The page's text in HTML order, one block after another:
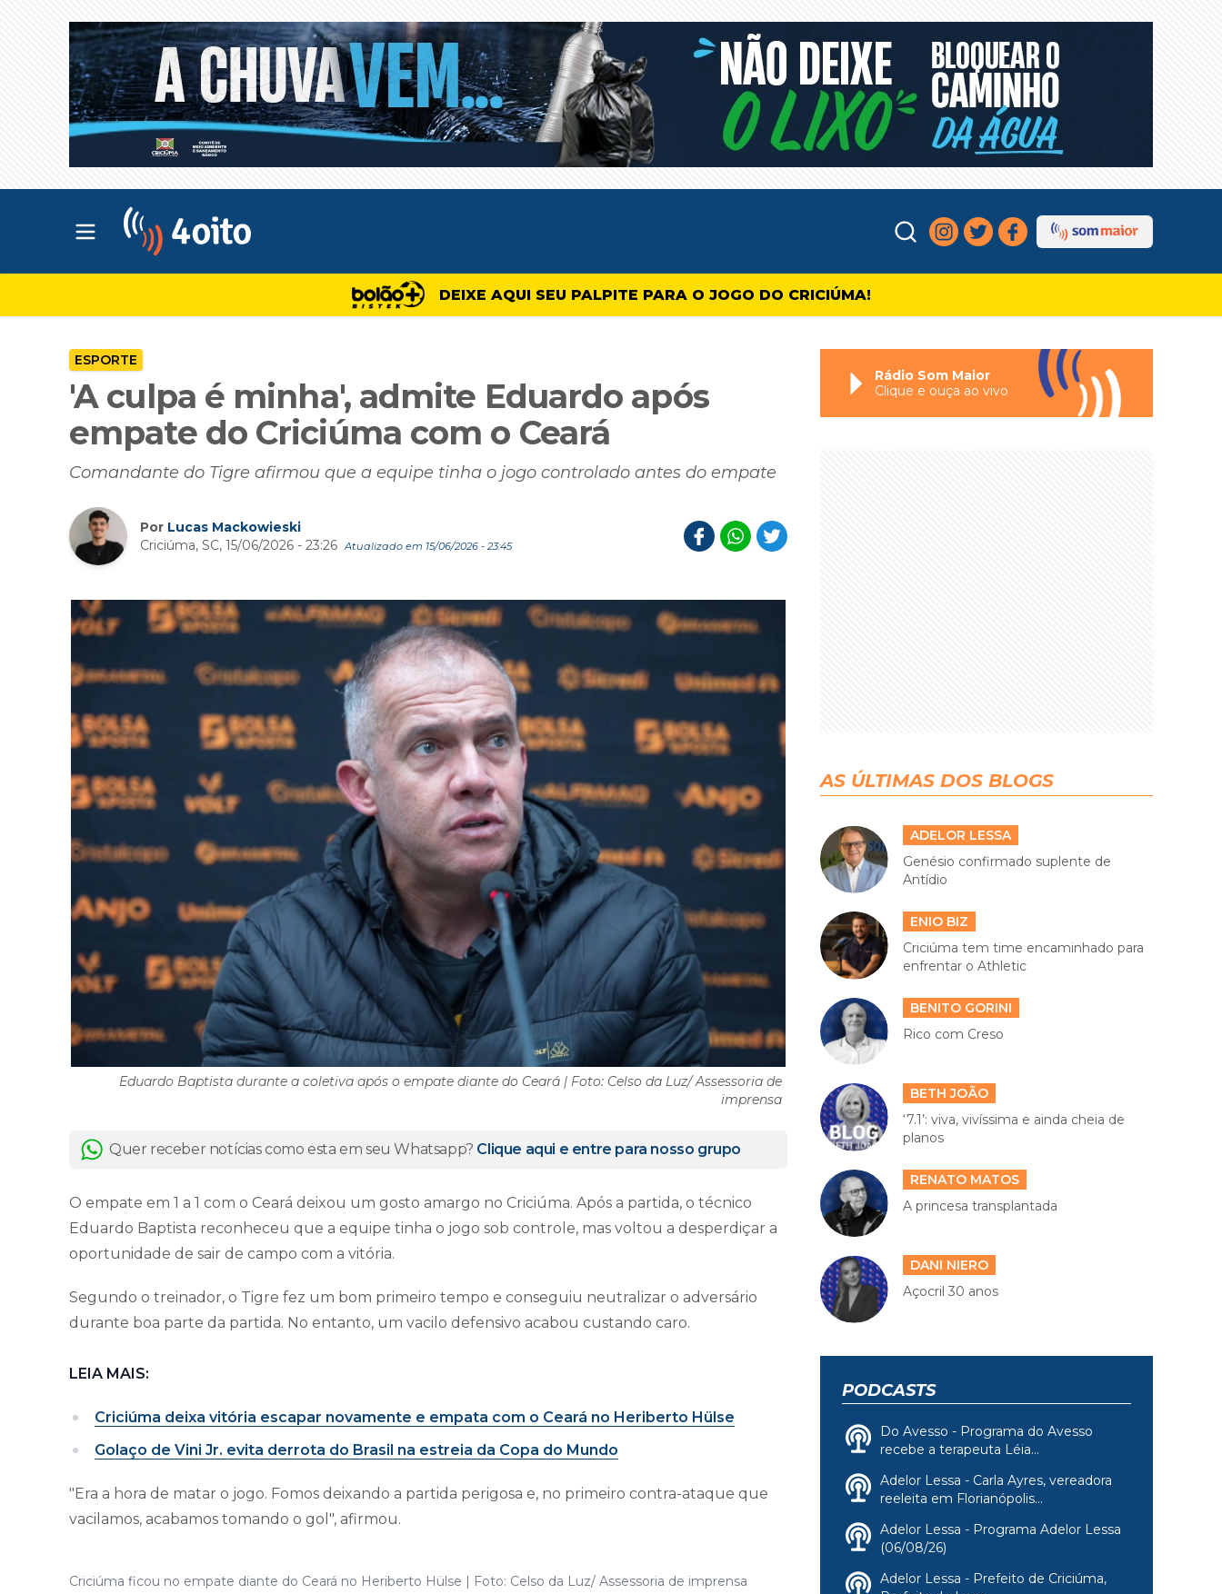
Abrir menu principal
DEIXE AQUI SEU PALPITE PARA O JOGO DO CRICIÚMA!
ESPORTE
'A culpa é minha', admite Eduardo após
empate do Criciúma com o Ceará
Comandante do Tigre afirmou que a equipe tinha o jogo controlado antes do empate
Por Lucas Mackowieski
Criciúma, SC, 15/06/2026 - 23:26 Atualizado em 15/06/2026 - 23:45
Eduardo Baptista durante a coletiva após o empate diante do Ceará | Foto: Celso da Luz/ Assessoria de
imprensa
Quer receber notícias como esta em seu Whatsapp? Clique aqui e entre para nosso grupo
O empate em 1 a 1 com o Ceará deixou um gosto amargo no Criciúma. Após a partida, o técnico
Eduardo Baptista reconheceu que a equipe tinha o jogo sob controle, mas voltou a desperdiçar a
oportunidade de sair de campo com a vitória.
Segundo o treinador, o Tigre fez um bom primeiro tempo e conseguiu neutralizar o adversário
durante boa parte da partida. No entanto, um vacilo defensivo acabou custando caro.
LEIA MAIS:
Criciúma deixa vitória escapar novamente e empata com o Ceará no Heriberto Hülse
Golaço de Vini Jr. evita derrota do Brasil na estreia da Copa do Mundo
"Era a hora de matar o jogo. Fomos deixando a partida perigosa e, no primeiro contra-ataque que
vacilamos, acabamos tomando o gol", afirmou.
Criciúma ficou no empate diante do Ceará no Heriberto Hülse | Foto: Celso da Luz/ Assessoria de imprensa
Rádio Som Maior
Clique e ouça ao vivo
AS ÚLTIMAS DOS BLOGS
ADELOR LESSA
Genésio confirmado suplente de
Antídio
ENIO BIZ
Criciúma tem time encaminhado para
enfrentar o Athletic
BENITO GORINI
Rico com Creso
BETH JOÃO
‘7.1’: viva, vivíssima e ainda cheia de
planos
RENATO MATOS
A princesa transplantada
DANI NIERO
Açocril 30 anos
PODCASTS
Do Avesso - Programa do Avesso
recebe a terapeuta Léia...
Adelor Lessa - Carla Ayres, vereadora
reeleita em Florianópolis...
Adelor Lessa - Programa Adelor Lessa
(06/08/26)
Adelor Lessa - Prefeito de Criciúma,